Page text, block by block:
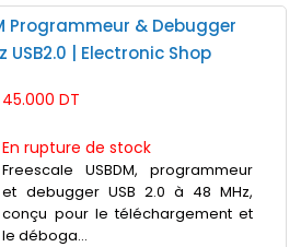
Programmeur & Debugger
USB2.0 | Electronic Shop
45.000 DT
En rupture de stock
Freescale USBDM, programmeur
et debugger USB 2.0 à 48 MHz,
conçu pour le téléchargement et
le déboga...